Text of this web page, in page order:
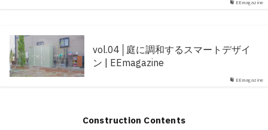
EEmagazine
EEmagazine
vol.04│庭に調和するスマートデザイ
ン | EEmagazine
Construction Contents